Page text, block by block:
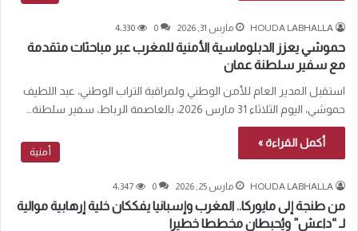
HOUDA LABHALLA مارس 31, 2026 0 4٬330
حموشي يعزز الدبلوماسية الأمنية للمغرب عبر مباحثات متقدمة
مع سفير سلطنة عمان
استقبل المدير العام للأمن الوطني ولمراقبة التراب الوطني، عبد اللطيف
حموشي، اليوم الثلاثاء 31 مارس 2026، بالعاصمة الرباط، سفير سلطنة…
أكمل القراءة »
أمنية
HOUDA LABHALLA مارس 25, 2026 0 4٬347
من طنجة إلى مايوركا.. المغرب وإسبانيا يفككان خلية إرهابية موالية
لـ “داعش” ويُحبطان مخططا خطيرا